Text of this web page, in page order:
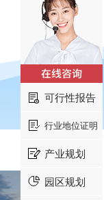
可行性报告
行业地位证明
产业规划
园区规划